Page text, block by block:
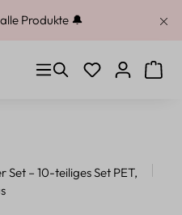
Produkte 🔔
Du hast 0